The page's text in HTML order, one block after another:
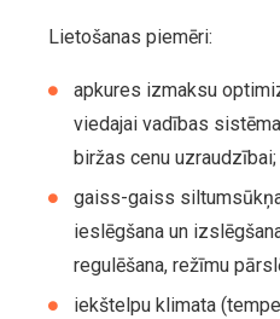
Lietošanas piemēri:
apkures izmaksu
viedajai vadības
biržas cenu uzraudzībai;
gaiss-gaiss
ieslēgšana un
regulēšana, režīmu
iekštelpu klimata